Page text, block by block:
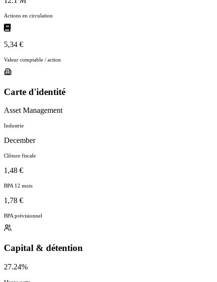
Actions en circulation
5,34 €
Valeur comptable / action
Carte d'identité
Asset Management
Industrie
December
Clôture fiscale
1,48 €
BPA 12 mois
1,78 €
BPA prévisionnel
Capital & détention
27.24%